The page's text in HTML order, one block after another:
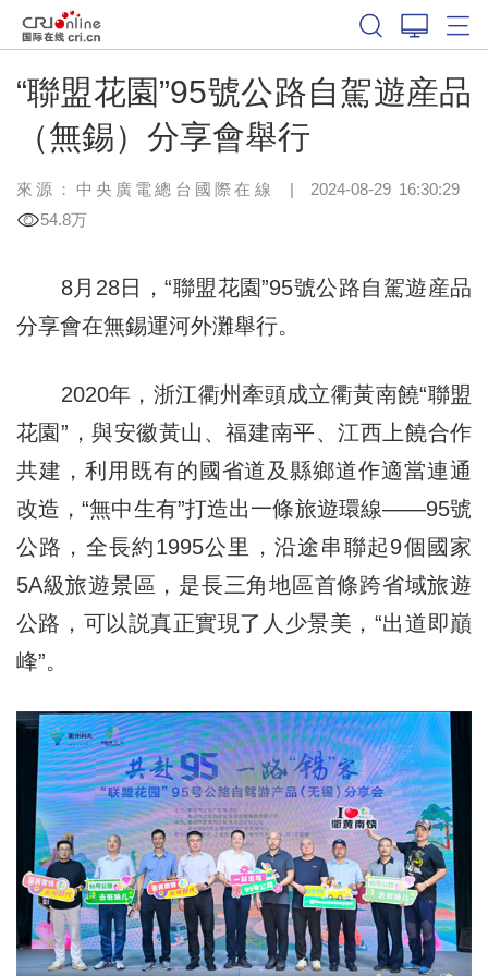
“聯盟花園”95號公路自駕遊産品
（無錫）分享會舉行
來源：中央廣電總台國際在線 | 2024-08-29 16:30:29
54.8万
8月28日，“聯盟花園”95號公路自駕遊産品
分享會在無錫運河外灘舉行。
2020年，浙江衢州牽頭成立衢黃南饒“聯盟
花園”，與安徽黃山、福建南平、江西上饒合作
共建，利用既有的國省道及縣鄉道作適當連通
改造，“無中生有”打造出一條旅遊環線——95號
公路，全長約1995公里，沿途串聯起9個國家
5A級旅遊景區，是長三角地區首條跨省域旅遊
公路，可以説真正實現了人少景美，“出道即巔
峰”。